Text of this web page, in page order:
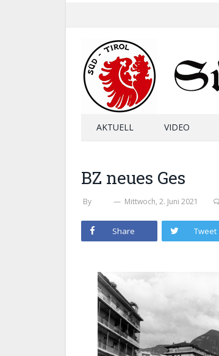
AKTUELL VIDEO
BZ neues Ges
By Mittwoch, 2. Juni 2021
Share Tweet